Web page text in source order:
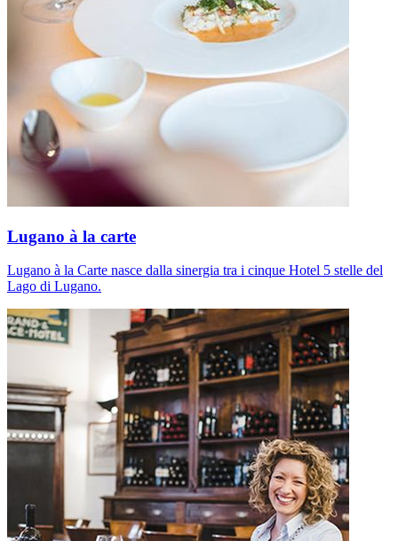
Lugano à la carte
Lugano à la Carte nasce dalla sinergia tra i cinque Hotel 5 stelle del
Lago di Lugano.